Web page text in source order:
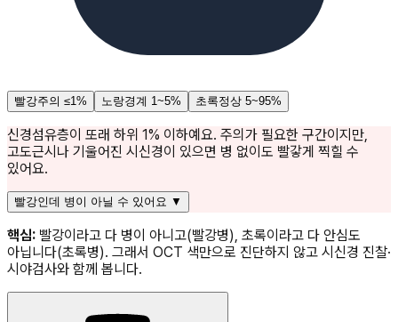
빨강주의 ≤1% 노랑경계 1~5% 초록정상 5~95%
신경섬유층이 또래 하위 1% 이하예요. 주의가 필요한 구간이지만,
고도근시나 기울어진 시신경이 있으면 병 없이도 빨갛게 찍힐 수
있어요.
빨강인데 병이 아닐 수 있어요 ▼
핵심: 빨강이라고 다 병이 아니고(빨강병), 초록이라고 다 안심도
아닙니다(초록병). 그래서 OCT 색만으로 진단하지 않고 시신경 진찰·
시야검사와 함께 봅니다.